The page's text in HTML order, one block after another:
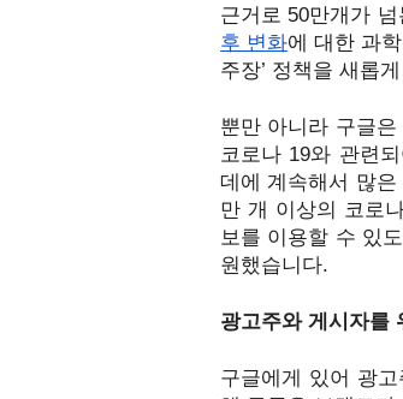
근거로 50만개가
후 변화에 대한 과
주장’ 정책을 새롭
뿐만 아니라 구글
코로나 19와 관련
데에 계속해서 많
만 개 이상의 코로
보를 이용할 수 있
원했습니다.
광고주와 게시자를
구글에게 있어 광